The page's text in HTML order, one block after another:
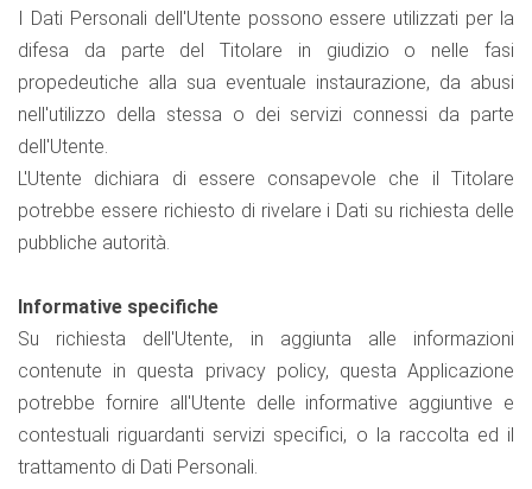
I Dati Personali dell'Utente possono essere utilizzati per la
difesa da parte del Titolare in giudizio o nelle fasi
propedeutiche alla sua eventuale instaurazione, da abusi
nell'utilizzo della stessa o dei servizi connessi da parte
dell'Utente.
L'Utente dichiara di essere consapevole che il Titolare
potrebbe essere richiesto di rivelare i Dati su richiesta delle
pubbliche autorità.
Informative specifiche
Su richiesta dell'Utente, in aggiunta alle informazioni
contenute in questa privacy policy, questa Applicazione
potrebbe fornire all'Utente delle informative aggiuntive e
contestuali riguardanti servizi specifici, o la raccolta ed il
trattamento di Dati Personali.